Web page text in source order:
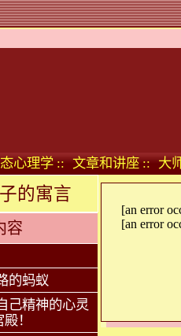
心理学 :: 文章和讲座 :: 大
的寓言
容
的蚂蚁
己精神的心灵
！
[an error
[an error